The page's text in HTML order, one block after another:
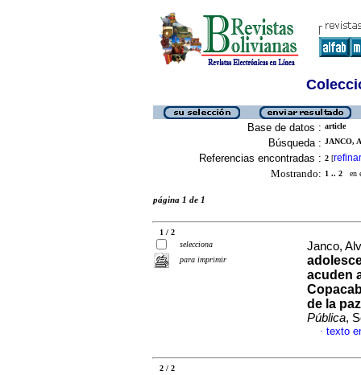
Base de datos : article
Búsqueda : JANCO,
Referencias encontradas : 2 [refinar
Mostrando: 1 .. 2 en
página 1 de 1
1 / 2
selecciona
para imprimir
Janco,
acuden
de la
Pública,
· texto
2 / 2